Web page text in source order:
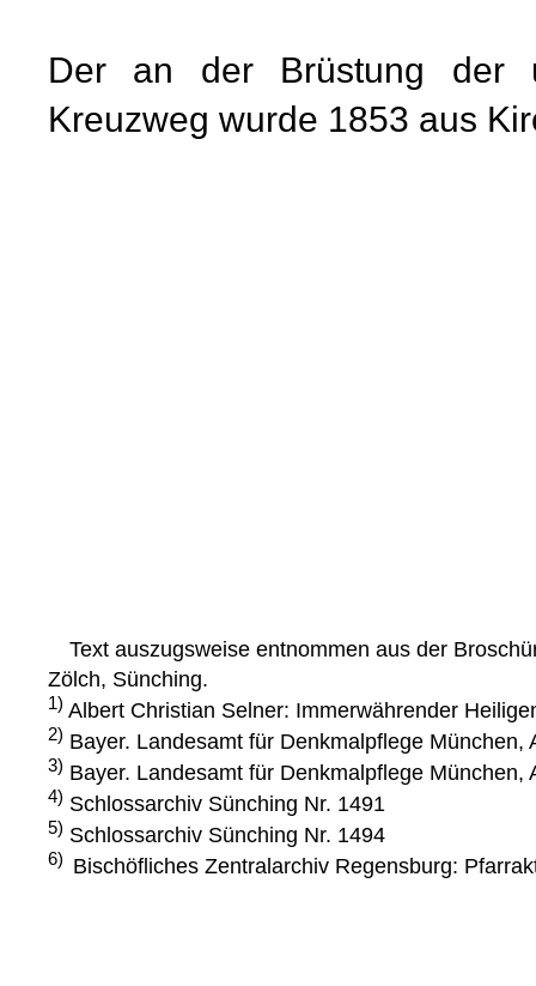
Der an der Brüstung der
Kreuzweg wurde 1853 aus
Text auszugsweise entnommen aus der
Zölch, Sünching.
1) Albert Christian Selner: Immerwährender
2) Bayer. Landesamt für Denkmalpflege München,
3) Bayer. Landesamt für Denkmalpflege München,
4) Schlossarchiv Sünching Nr. 1491
5) Schlossarchiv Sünching Nr. 1494
6) Bischöfliches Zentralarchiv Regensburg: